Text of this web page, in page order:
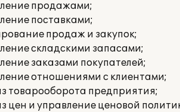
продажами;
поставками;
продаж и закупок;
складскими запасами;
заказами покупателей;
отношениями с клиентами;
товарооборота предприятия;
цен и управление ценовой